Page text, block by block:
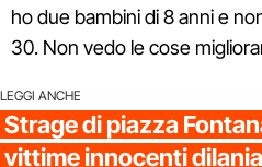
ho due bambini di 8 anni e
30. Non vedo le cose
LEGGI ANCHE
Strage di piazza
vittime innocenti